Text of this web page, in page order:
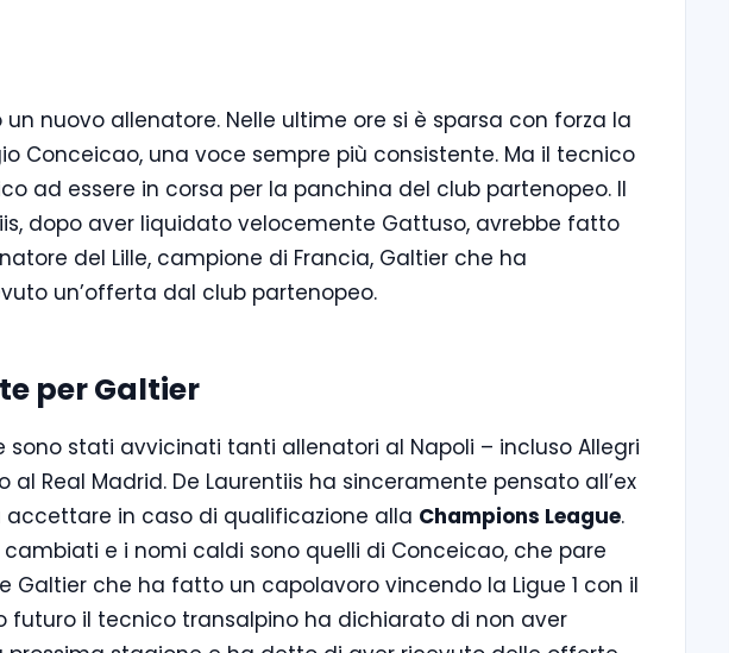
nuovo allenatore. Nelle ultime ore si è sparsa con forza la
Conceicao, una voce sempre più consistente. Ma il tecnico
ad essere in corsa per la panchina del club partenopeo. Il
dopo aver liquidato velocemente Gattuso, avrebbe fatto
del Lille, campione di Francia, Galtier che ha
un’offerta dal club partenopeo.
per Galtier
sono stati avvicinati tanti allenatori al Napoli – incluso Allegri
Real Madrid. De Laurentiis ha sinceramente pensato all’ex
accettare in caso di qualificazione alla Champions League.
e i nomi caldi sono quelli di Conceicao, che pare
Galtier che ha fatto un capolavoro vincendo la Ligue 1 con il
futuro il tecnico transalpino ha dichiarato di non aver